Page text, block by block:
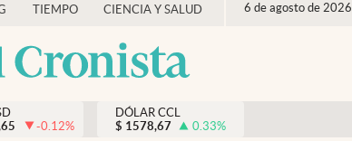
TIEMPO CIENCIA Y SALUD 6 de agosto de 2026
-0.12%
DÓLAR CCL
$ 1578,67 0.33%